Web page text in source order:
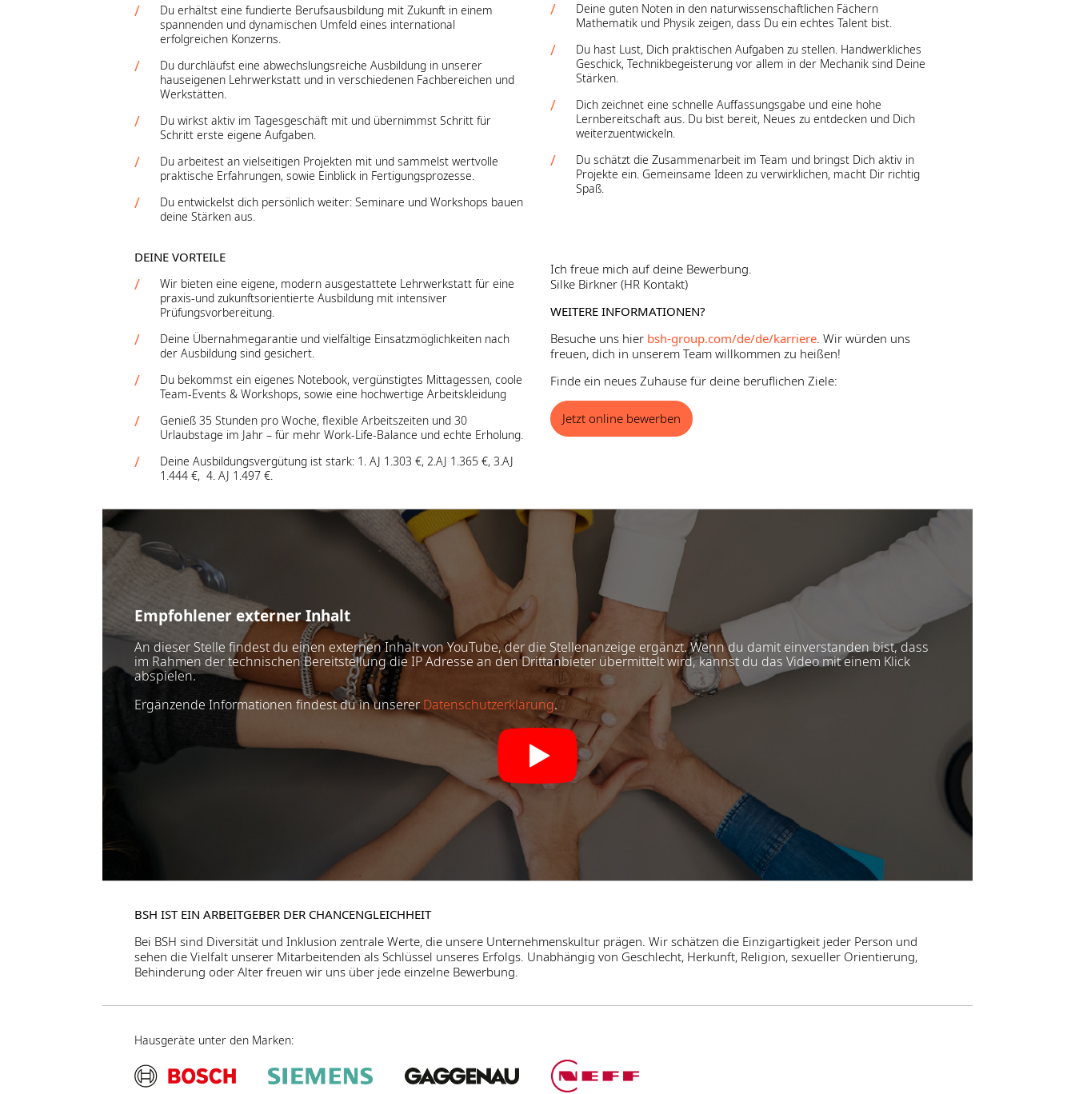
Du erhältst eine fundierte Berufsausbildung mit Zukunft in einem
spannenden und dynamischen Umfeld eines international
erfolgreichen Konzerns.
Du durchläufst eine abwechslungsreiche Ausbildung in unserer
hauseigenen Lehrwerkstatt und in verschiedenen Fachbereichen und
Werkstätten.
Du wirkst aktiv im Tagesgeschäft mit und übernimmst Schritt für
Schritt erste eigene Aufgaben.
Du arbeitest an vielseitigen Projekten mit und sammelst wertvolle
praktische Erfahrungen, sowie Einblick in Fertigungsprozesse.
Du entwickelst dich persönlich weiter: Seminare und Workshops bauen
deine Stärken aus.
Deine guten Noten in den naturwissenschaftlichen Fächern
Mathematik und Physik zeigen, dass Du ein echtes Talent bist.
Du hast Lust, Dich praktischen Aufgaben zu stellen. Handwerkliches
Geschick, Technikbegeisterung vor allem in der Mechanik sind Deine
Stärken.
Dich zeichnet eine schnelle Auffassungsgabe und eine hohe
Lernbereitschaft aus. Du bist bereit, Neues zu entdecken und Dich
weiterzuentwickeln.
Du schätzt die Zusammenarbeit im Team und bringst Dich aktiv in
Projekte ein. Gemeinsame Ideen zu verwirklichen, macht Dir richtig
Spaß.
DEINE VORTEILE
Wir bieten eine eigene, modern ausgestattete Lehrwerkstatt für eine
praxis-und zukunftsorientierte Ausbildung mit intensiver
Prüfungsvorbereitung.
Deine Übernahmegarantie und vielfältige Einsatzmöglichkeiten nach
der Ausbildung sind gesichert.
Du bekommst ein eigenes Notebook, vergünstigtes Mittagessen, coole
Team-Events & Workshops, sowie eine hochwertige Arbeitskleidung
Genieß 35 Stunden pro Woche, flexible Arbeitszeiten und 30
Urlaubstage im Jahr – für mehr Work-Life-Balance und echte Erholung.
Deine Ausbildungsvergütung ist stark: 1. AJ 1.303 €, 2.AJ 1.365 €, 3.AJ
1.444 €, 4. AJ 1.497 €.
Ich freue mich auf deine Bewerbung.
Silke Birkner (HR Kontakt)
WEITERE INFORMATIONEN?
Besuche uns hier bsh-group.com/de/de/karriere. Wir würden uns
freuen, dich in unserem Team willkommen zu heißen!
Finde ein neues Zuhause für deine beruflichen Ziele:
Jetzt online bewerben
Empfohlener externer Inhalt
An dieser Stelle findest du einen externen Inhalt von YouTube, der die Stellenanzeige ergänzt. Wenn du damit einverstanden bist, dass
im Rahmen der technischen Bereitstellung die IP Adresse an den Drittanbieter übermittelt wird, kannst du das Video mit einem Klick
abspielen.
Ergänzende Informationen findest du in unserer Datenschutzerklärung.
BSH IST EIN ARBEITGEBER DER CHANCENGLEICHHEIT
Bei BSH sind Diversität und Inklusion zentrale Werte, die unsere Unternehmenskultur prägen. Wir schätzen die Einzigartigkeit jeder Person und
sehen die Vielfalt unserer Mitarbeitenden als Schlüssel unseres Erfolgs. Unabhängig von Geschlecht, Herkunft, Religion, sexueller Orientierung,
Behinderung oder Alter freuen wir uns über jede einzelne Bewerbung.
Hausgeräte unter den Marken: